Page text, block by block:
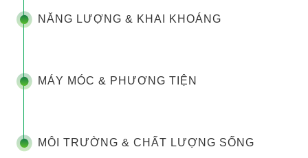
NĂNG LƯỢNG & KHAI KHOÁNG
MÁY MÓC & PHƯƠNG TIỆN
MÔI TRƯỜNG & CHẤT LƯỢNG SỐNG